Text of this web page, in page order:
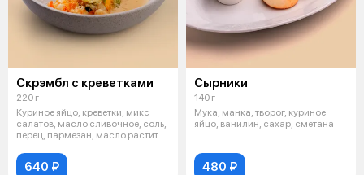
Скрэмбл с креветками
220 г
Куриное яйцо, креветки, микс
салатов, масло сливочное, соль,
перец, пармезан, масло растит
640 ₽
Сырники
140 г
Мука, манка, творог, куриное
яйцо, ванилин, сахар, сметана
480 ₽